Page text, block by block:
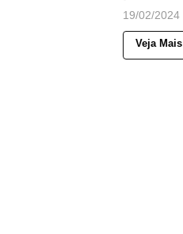
19/02/2024
Veja Mais